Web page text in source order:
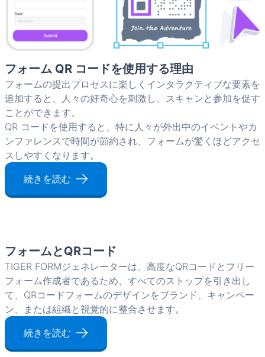
フォーム QR コードを使用する理由
フォームの提出プロセスに楽しくインタラクティブな要素を
追加すると、人々の好奇心を刺激し、スキャンと参加を促す
ことができます。
QR コードを使用すると、特に人々が外出中のイベントやカ
ンファレンスで時間が節約され、フォームが驚くほどアクセ
スしやすくなります。
続きを読む
フォームとQRコード
TIGER FORMジェネレーターは、高度なQRコードとフリー
フォーム作成者であるため、すべてのストップを引き出し
て、QRコードフォームのデザインをブランド、キャンペー
ン、または組織と視覚的に整合させます。
続きを読む